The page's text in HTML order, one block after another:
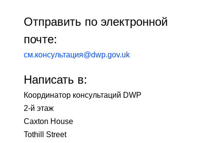
Отправить по электронной
почте:
см.консультация@dwp.gov.uk
Написать в:
Координатор консультаций DWP
2-й этаж
Caxton House
Tothill Street